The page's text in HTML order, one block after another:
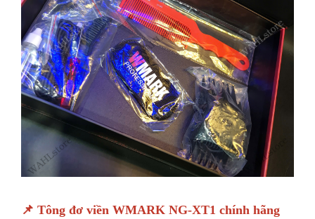
📌 Tông đơ viền WMARK NG-XT1 chính hãng